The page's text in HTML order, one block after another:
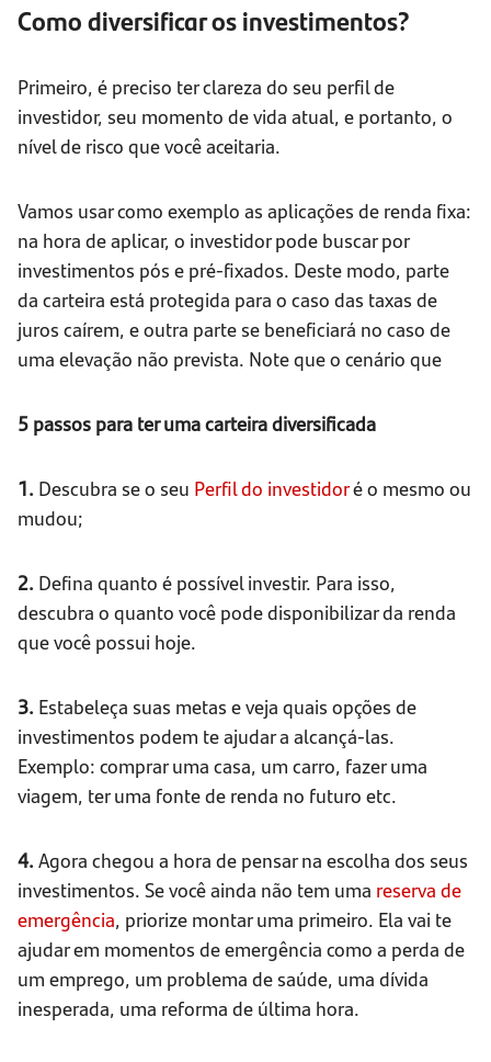
Como diversificar os investimentos?
Primeiro, é preciso ter clareza do seu perfil de
investidor, seu momento de vida atual, e portanto, o
nível de risco que você aceitaria.
Vamos usar como exemplo as aplicações de renda fixa:
na hora de aplicar, o investidor pode buscar por
investimentos pós e pré-fixados. Deste modo, parte
da carteira está protegida para o caso das taxas de
juros caírem, e outra parte se beneficiará no caso de
uma elevação não prevista. Note que o cenário que
5 passos para ter uma carteira diversificada
1. Descubra se o seu Perfil do investidoré o mesmo ou
mudou;
2. Defina quanto é possível investir. Para isso,
descubra o quanto você pode disponibilizar da renda
que você possui hoje.
3. Estabeleça suas metas e veja quais opções de
investimentos podem te ajudar a alcançá-las.
Exemplo: comprar uma casa, um carro, fazer uma
viagem, ter uma fonte de renda no futuro etc.
4. Agora chegou a hora de pensar na escolha dos seus
investimentos. Se você ainda não tem uma reserva de
emergência, priorize montar uma primeiro. Ela vai te
ajudar em momentos de emergência como a perda de
um emprego, um problema de saúde, uma dívida
inesperada, uma reforma de última hora.